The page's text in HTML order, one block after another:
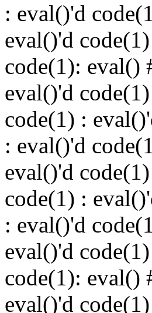
: eval()'d
eval()'d
code(1): eval()
eval()'d
code(1) :
: eval()'d
eval()'d
code(1) :
: eval()'d
eval()'d
code(1): eval()
eval()'d